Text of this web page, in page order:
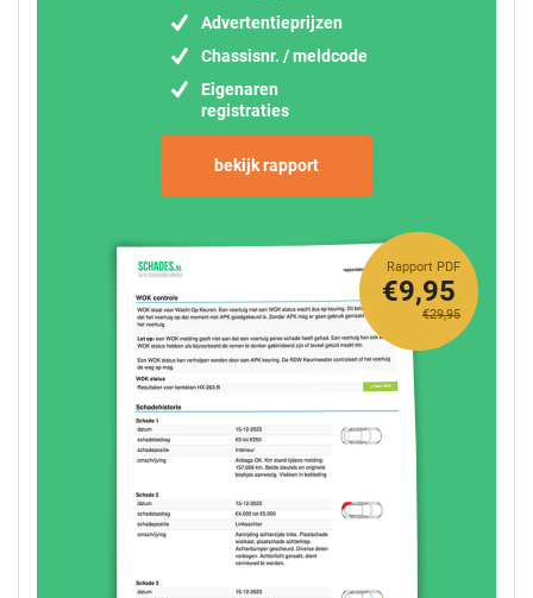
Advertentieprijzen
Chassisnr. / meldcode
Eigenaren
registraties
bekijk rapport
Rapport PDF
€29,95
€9,95